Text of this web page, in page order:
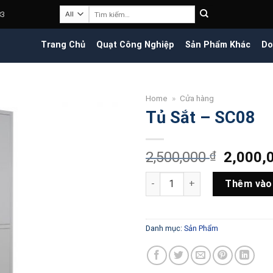
Trang Chủ Quạt Công Nghiệp Sản Phẩm Khác
Home » Cửa hàng
Tủ Sắt – SC08
2,500,000₫
Giá
gốc
là:
Tủ Sắt - SC08 số lượng
Thêm
Danh mục: Sản Phẩm